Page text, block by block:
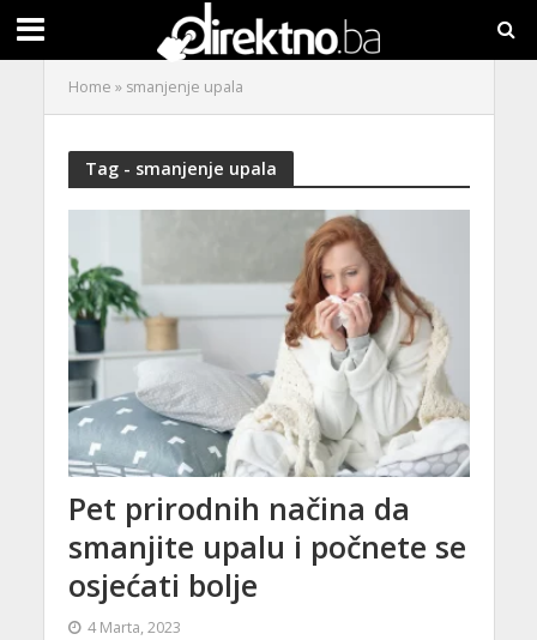
Home » smanjenje upala
Tag - smanjenje upala
Pet prirodnih načina da
smanjite upalu i počnete se
osjećati bolje
4 Marta, 2023